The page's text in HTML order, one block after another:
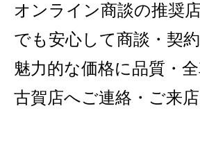
オンライン商談の推奨
でも安心して商談・契
魅力的な価格に品質・
古賀店へご連絡・ご来